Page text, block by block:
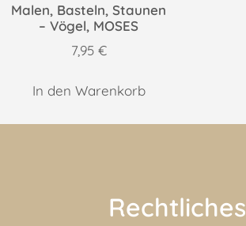
Malen, Basteln, Staunen
– Vögel, MOSES
7,95 €
In den Warenkorb
Rechtliches